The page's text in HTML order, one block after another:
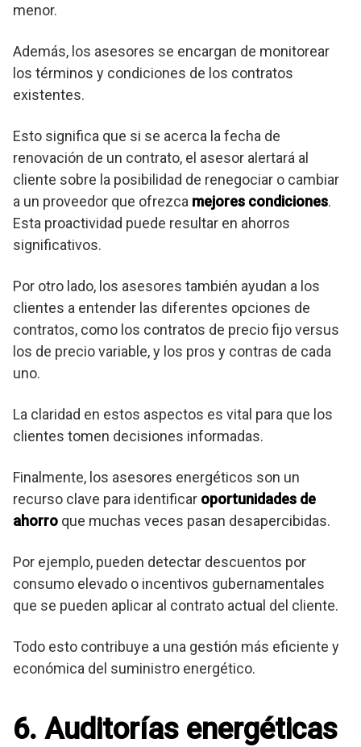
menor.
Además, los asesores se encargan de monitorear
los términos y condiciones de los contratos
existentes.
Esto significa que si se acerca la fecha de
renovación de un contrato, el asesor alertará al
cliente sobre la posibilidad de renegociar o cambiar
a un proveedor que ofrezca mejores condiciones.
Esta proactividad puede resultar en ahorros
significativos.
Por otro lado, los asesores también ayudan a los
clientes a entender las diferentes opciones de
contratos, como los contratos de precio fijo versus
los de precio variable, y los pros y contras de cada
uno.
La claridad en estos aspectos es vital para que los
clientes tomen decisiones informadas.
Finalmente, los asesores energéticos son un
recurso clave para identificar oportunidades de
ahorro que muchas veces pasan desapercibidas.
Por ejemplo, pueden detectar descuentos por
consumo elevado o incentivos gubernamentales
que se pueden aplicar al contrato actual del cliente.
Todo esto contribuye a una gestión más eficiente y
económica del suministro energético.
6. Auditorías energéticas